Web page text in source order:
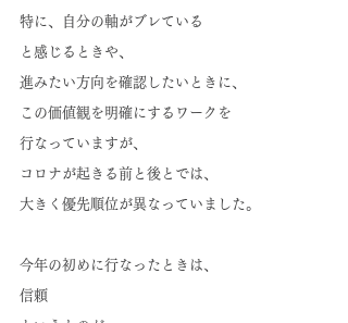
特に、自分の軸がブレている
と感じるときや、
進みたい方向を確認したいときに、
この価値観を明確にするワークを
行なっていますが、
コロナが起きる前と後とでは、
大きく優先順位が異なっていました。
今年の初めに行なったときは、
信頼